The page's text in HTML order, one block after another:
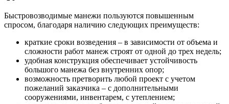
Быстровозводимые манежи пользуются повышенным
спросом, благодаря наличию следующих преимуществ:
краткие сроки возведения – в зависимости от объема и
сложности работ манеж строят от одной до трех недель;
удобная конструкция обеспечивает устойчивость
большого манежа без внутренних опор;
возможность претворить любой проект с учетом
пожеланий заказчика – с дополнительными
сооружениями, инвентарем, с утеплением;